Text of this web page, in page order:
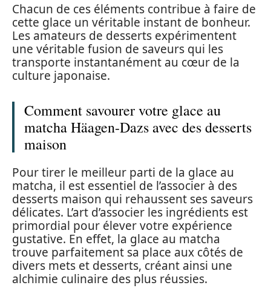
Chacun de ces éléments contribue à faire de
cette glace un véritable instant de bonheur.
Les amateurs de desserts expérimentent
une véritable fusion de saveurs qui les
transporte instantanément au cœur de la
culture japonaise.
Comment savourer votre glace au
matcha Häagen-Dazs avec des desserts
maison
Pour tirer le meilleur parti de la glace au
matcha, il est essentiel de l’associer à des
desserts maison qui rehaussent ses saveurs
délicates. L’art d’associer les ingrédients est
primordial pour élever votre expérience
gustative. En effet, la glace au matcha
trouve parfaitement sa place aux côtés de
divers mets et desserts, créant ainsi une
alchimie culinaire des plus réussies.